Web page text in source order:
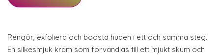
Rengör, exfoliera och boosta huden i ett och samma steg.
En silkesmjuk kräm som förvandlas till ett mjukt skum och